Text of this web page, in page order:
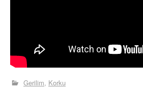
Gerilim Korku